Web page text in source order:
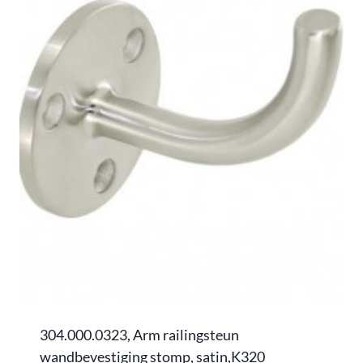
304.000.0323, Arm railingsteun
wandbevestiging stomp, satin,K320